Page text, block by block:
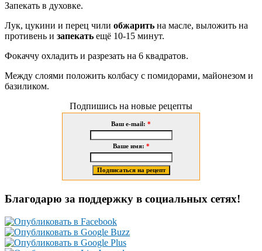
Запекать в духовке.
Лук, цукини и перец чили обжарить на масле, выложить на
противень и запекать ещё 10-15 минут.
Фокаччу охладить и разрезать на 6 квадратов.
Между слоями положить колбасу с помидорами, майонезом и
базиликом.
Подпишись на новые рецепты
Ваш e-mail: *
Ваше имя: *
Благодарю за поддержку в социальных сетях!